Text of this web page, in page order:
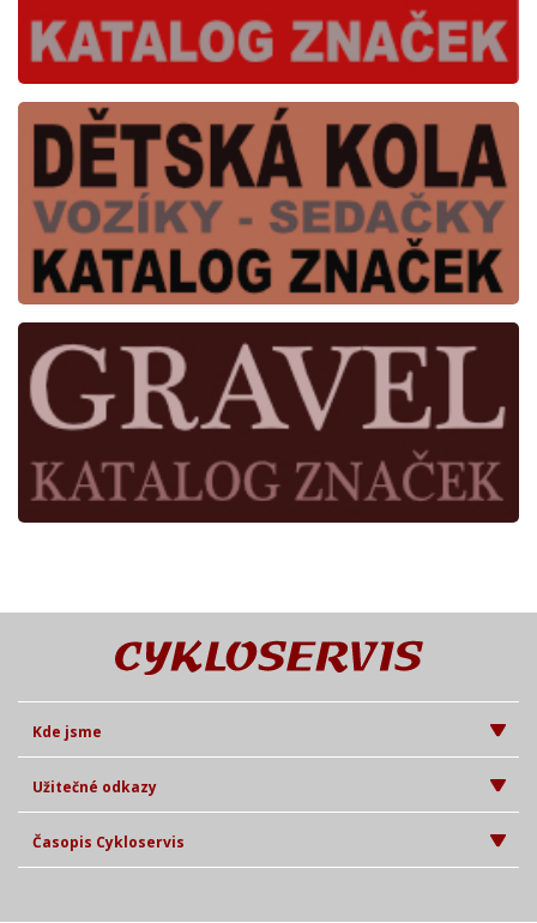
Kde jsme
Užitečné odkazy
Časopis Cykloservis